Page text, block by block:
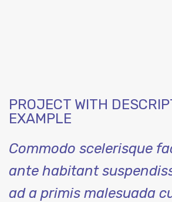
PROJECT WITH
EXAMPLE
Commodo scelerisque
ante habitant
ad a primis malesuada